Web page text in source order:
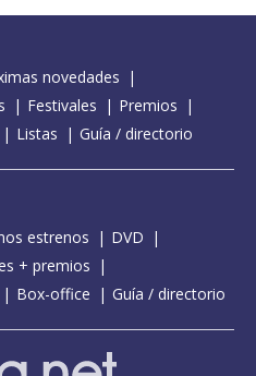
novedades
Festivales
Premios
Listas Guía / directorio
estrenos
DVD
+ premios
Box-office Guía / directorio